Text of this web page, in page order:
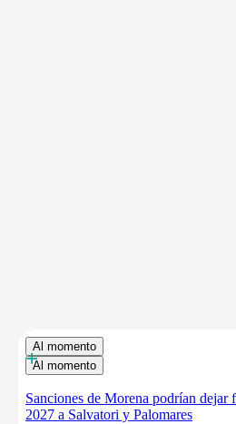
Al momento
Al momento
+
Sanciones de Morena podrían dejar
2027 a Salvatori y Palomares